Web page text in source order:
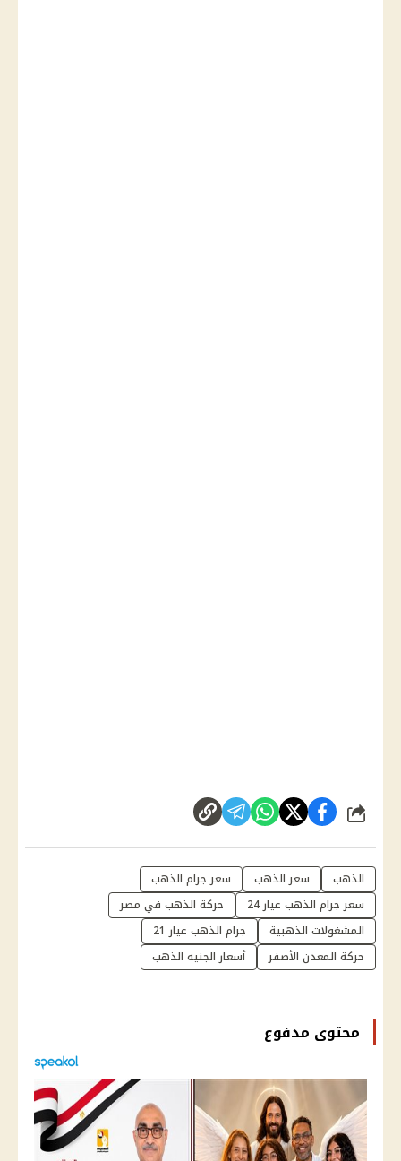
شارك
الذهب سعر الذهب
سعر جرام الذهب
سعر جرام الذهب عيار 24
حركة الذهب في مصر
المشغولات الذهبية
جرام الذهب عيار 21
حركة المعدن الأصفر
أسعار الجنيه الذهب
محتوى مدفوع